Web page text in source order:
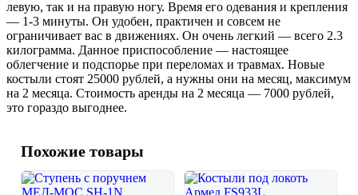
левую, так и на правую ногу. Время его одевания и крепления
— 1-3 минуты. Он удобен, практичен и совсем не
ограничивает вас в движениях. Он очень легкий — всего 2.3
килограмма. Данное приспособление — настоящее
облегчение и подспорье при переломах и травмах. Новые
костыли стоят 25000 рублей, а нужны они на месяц, максимум
на 2 месяца. Стоимость аренды на 2 месяца — 7000 рублей,
это гораздо выгоднее.
Похожие товары